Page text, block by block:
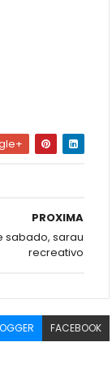
PROXIMA
sabado, sarau
recreativo
FACEBOOK